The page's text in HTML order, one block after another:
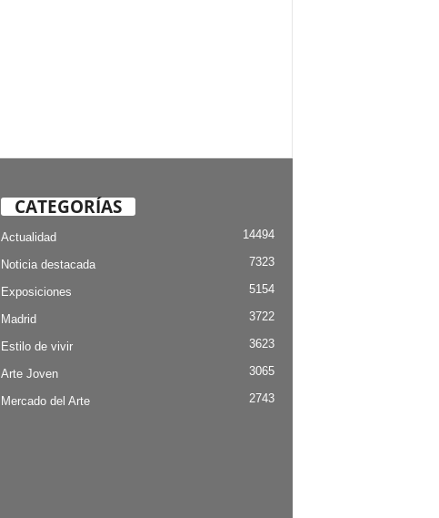
CATEGORÍAS
Actualidad 14494
Noticia destacada 7323
Exposiciones 5154
Madrid 3722
Estilo de vivir 3623
Arte Joven 3065
Mercado del Arte 2743